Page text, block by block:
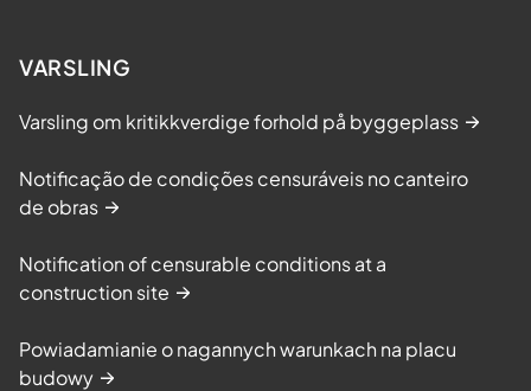
VARSLING
Varsling om kritikkverdige forhold på byggeplass
Notificação de condições censuráveis no canteiro
de obras
Notification of censurable conditions at a
construction site
Powiadamianie o nagannych warunkach na placu
budowy